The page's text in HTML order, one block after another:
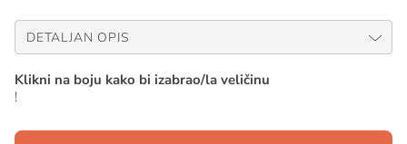
Tip osovine: 1
Materijali: Kaljeni čelik, aluminij, najlon
DETALJAN OPIS
Klikni na boju kako bi izabrao/la veličinu
!